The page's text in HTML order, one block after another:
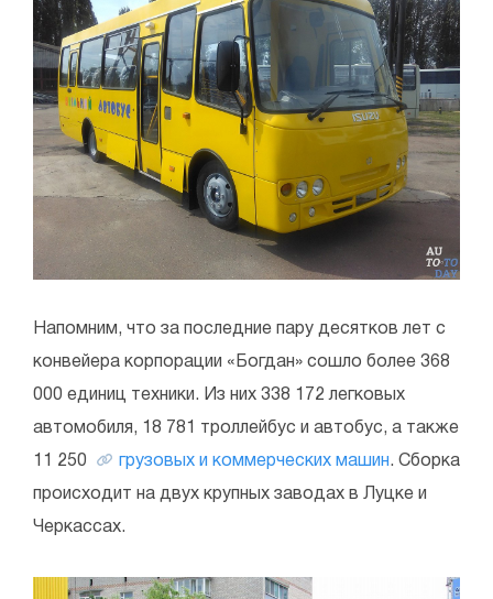
Напомним, что за последние пару десятков лет с
конвейера корпорации «Богдан» сошло более 368
000 единиц техники. Из них 338 172 легковых
автомобиля, 18 781 троллейбус и автобус, а также
11 250 грузовых и коммерческих машин . Сборка
происходит на двух крупных заводах в Луцке и
Черкассах.